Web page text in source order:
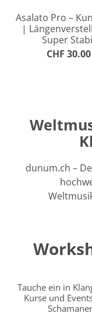
Asalato Pro –
|
Super
CHF 30.00
dunum.ch –
Tauche ein in
Kurse und